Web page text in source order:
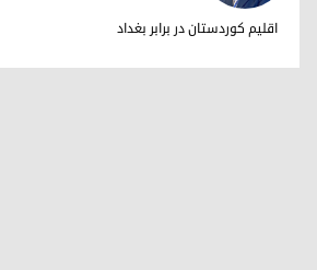
دکتر ابراهیم خالد
اقلیم کوردستان در برابر بغداد